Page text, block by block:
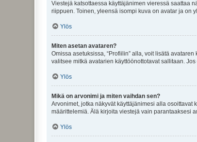
Viestejä katsottaessa käyttäjänimen vieressä saattaa
riippuen. Toinen, yleensä isompi kuva on avatar ja on
Ylös
Miten asetan avataren?
Omissa asetuksissa, “Profiilin” alla, voit lisätä
valitsee mitkä avatarien käyttöönottotavat sallitaan.
Ylös
Mikä on arvonimi ja miten vaihdan sen?
Arvonimet, jotka näkyvät käyttäjänimesi alla
määrittelemiä. Älä kirjoita viestejä vain parantaaksesi
Ylös